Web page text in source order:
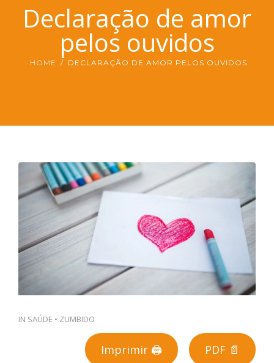
MAIS SAÚDE
INCENTIVO AOS PACIENTES
Declaração de amor
pelos ouvidos
HOME DECLARAÇÃO DE AMOR PELOS OUVIDOS
IN SAÚDE • ZUMBIDO
Imprimir 🖨 PDF 📄